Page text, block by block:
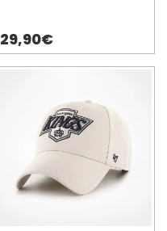
29,90€